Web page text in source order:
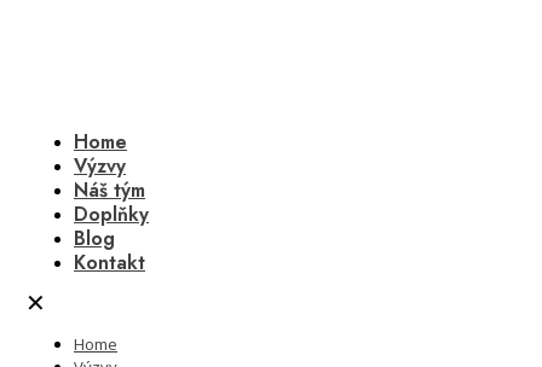
Home
Výzvy
Náš tým
Doplňky
Blog
Kontakt
✕
Home